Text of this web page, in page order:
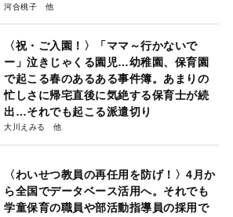
河合桃子
〈祝・ご入園！〉「ママ～行かないで
ー」泣きじゃくる園児…幼稚園、保育園
で起こる春のあるある事件簿。あまりの
忙しさに帰宅直後に気絶する保育士が続
出…それでも起こる派遣切り
大川えみる
〈わいせつ教員の再任用を防げ！〉4月か
ら全国でデータベース活用へ。それでも
学童保育の職員や部活動指導員の採用で